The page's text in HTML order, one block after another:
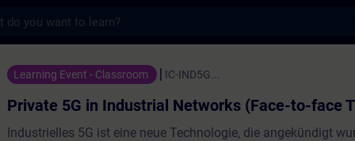
Networks (Face-to-face
Learning Event - Classroom IC-IND5G...
Private 5G in Industrial Networks (Face-to-face
Industrielles 5G ist eine neue Technologie, die angekündigt